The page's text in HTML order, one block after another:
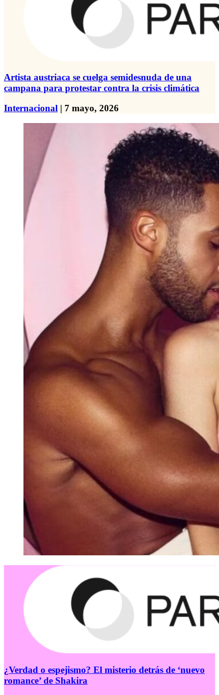
Artista austriaca se cuelga semidesnuda de una
campana para protestar contra la crisis climática
Internacional | 7 mayo, 2026
¿Verdad o espejismo? El misterio detrás de ‘nuevo
romance’ de Shakira